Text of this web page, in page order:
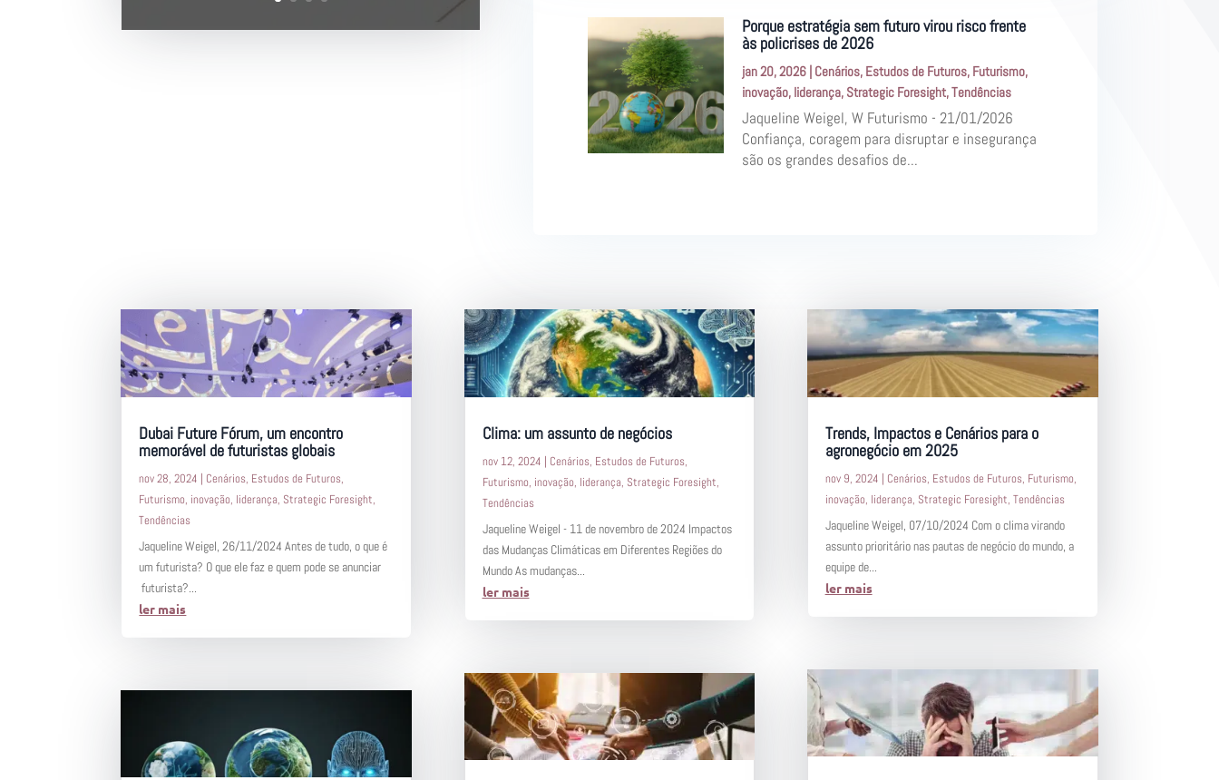
Porque estratégia sem futuro virou risco frente
às policrises de 2026
jan 20, 2026 | Cenários, Estudos de Futuros, Futurismo,
inovação, liderança, Strategic Foresight,Tendências
Jaqueline Weigel, W Futurismo - 21/01/2026
Confiança, coragem para disruptar e insegurança
são os grandes desafios de...
Dubai Future Fórum, um encontro
memorável de futuristas globais
nov 28, 2024 | Cenários, Estudos de Futuros,
Futurismo, inovação, liderança, Strategic Foresight,
Tendências
Jaqueline Weigel, 26/11/2024 Antes de tudo, o que é
um futurista? O que ele faz e quem pode se anunciar
futurista?...
ler mais
Clima: um assunto de negócios
nov 12, 2024 | Cenários, Estudos de Futuros,
Futurismo, inovação, liderança, Strategic Foresight,
Tendências
Jaqueline Weigel - 11 de novembro de 2024 Impactos
das Mudanças Climáticas em Diferentes Regiões do
Mundo As mudanças...
ler mais
Trends, Impactos e Cenários para o
agronegócio em 2025
nov 9, 2024 | Cenários, Estudos de Futuros, Futurismo,
inovação, liderança, Strategic Foresight, Tendências
Jaqueline Weigel, 07/10/2024 Com o clima virando
assunto prioritário nas pautas de negócio do mundo, a
equipe de...
ler mais